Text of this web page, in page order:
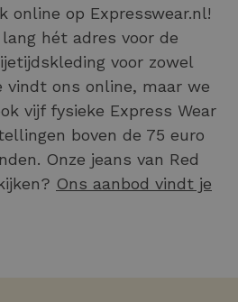
online op Expresswear.nl!
hét adres voor de
voor zowel
vindt ons online, maar we
vijf fysieke Express Wear
boven de 75 euro
Onze jeans van Red
Ons aanbod vindt je